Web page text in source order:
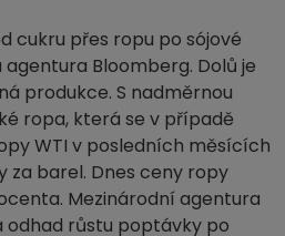
cukru přes ropu po sójové
agentura Bloomberg. Dolů je
produkce. S nadměrnou
ropa, která se v případě
WTI v posledních měsících
za barel. Dnes ceny ropy
Mezinárodní agentura
odhad růstu poptávky po